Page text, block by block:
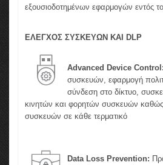
εξουσιοδοτημένων εφαρμογών εντός
ΕΛΕΓΧΟΣ ΣΥΣΚΕΥΩΝ ΚΑΙ DLP
Advanced Device Control:
συσκευών, εφαρμογή
σύνδεση στο δίκτυο,
κινητών και φορητών συσκευών
συσκευών σε κάθε τερματικό
Data Loss Prevention: